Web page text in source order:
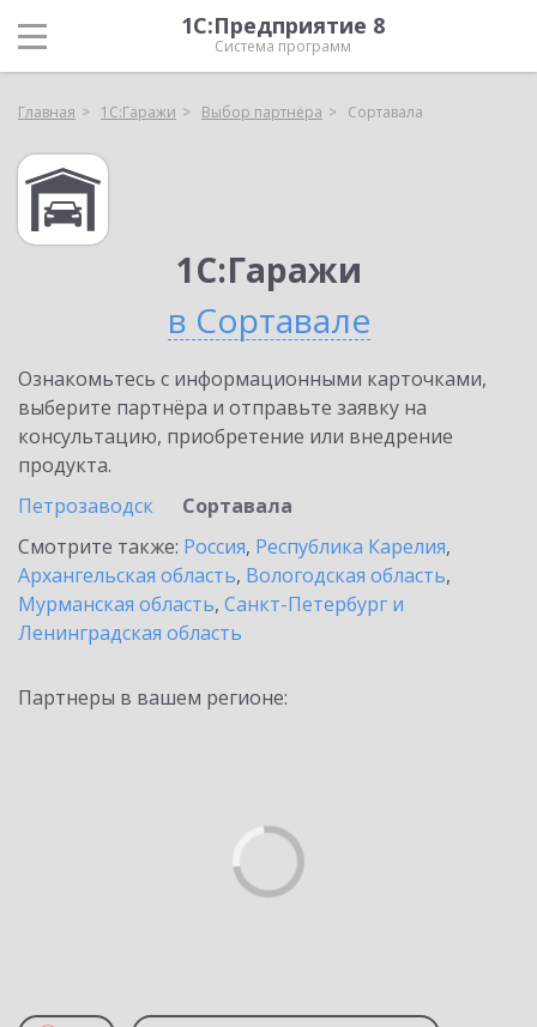
1С:Предприятие 8
Система программ
Главная 1С:Гаражи Выбор партнёра Сортавала
1С:Гаражи
в Сортавале
Ознакомьтесь с информационными карточками,
выберите партнёра и отправьте заявку на
консультацию, приобретение или внедрение
продукта.
Петрозаводск
Сортавала
Смотрите также: Россия, Республика Карелия,
Архангельская область, Вологодская область,
Мурманская область, Санкт-Петербург и
Ленинградская область
Партнеры в вашем регионе: